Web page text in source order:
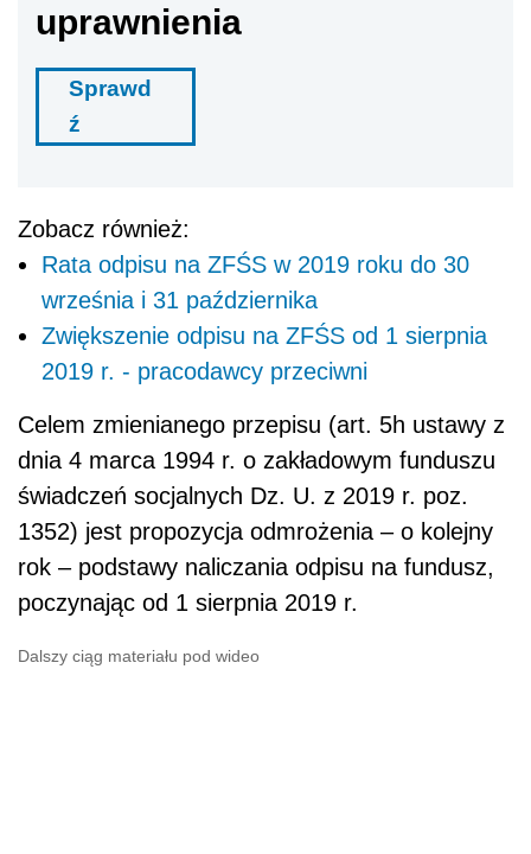
uprawnienia
Sprawd
ź
Zobacz również:
Rata odpisu na ZFŚS w 2019 roku do 30
września i 31 października
Zwiększenie odpisu na ZFŚS od 1 sierpnia
2019 r. - pracodawcy przeciwni
Celem zmienianego przepisu (art. 5h ustawy z
dnia 4 marca 1994 r. o zakładowym funduszu
świadczeń socjalnych Dz. U. z 2019 r. poz.
1352) jest propozycja odmrożenia – o kolejny
rok – podstawy naliczania odpisu na fundusz,
poczynając od 1 sierpnia 2019 r.
Dalszy ciąg materiału pod wideo